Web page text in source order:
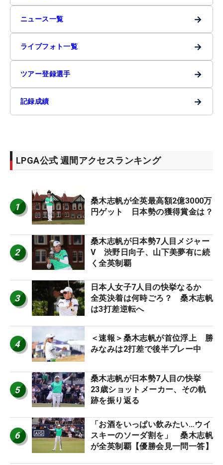
ニュース一覧 →
ライブフォト一覧 →
ツアー登録選手 →
記録成績 →
LPGA公式 週間アクセスランキング
1
桑木志帆が全英最高額2億3000万
円ゲット 日本勢の獲得賞金は？
2
桑木志帆が日本勢7人目メジャー
V 渋野日向子、山下美夢有に続
く全英制覇
3
日本人女子7人目の快挙なるか
全英決着は何時ごろ？ 桑木志帆
は3打差逆転へ
4
＜速報＞桑木志帆が首位浮上 勝
みなみは2打差で後半プレー中
5
桑木志帆が日本勢7人目の快挙
23歳ショットメーカー、その軌
跡を振り返る
6
「お酒をいっぱい飲みたい…ウイ
スキーのソーダ割を」 桑木志帆
が全英制覇【優勝会見一問一答】